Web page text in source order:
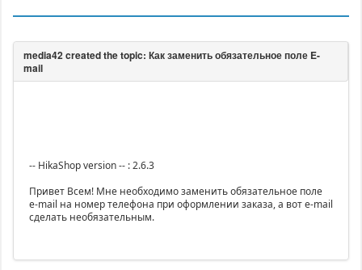
-- HikaShop version -- : 2.6.3
Привет Всем! Мне необходимо заменить обязательное поле
e-mail на номер телефона при оформлении заказа, а вот e-mail
сделать необязательным.